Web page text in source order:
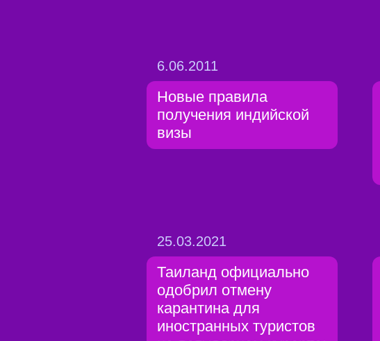
6.06.2011
Новые правила
получения индийской
визы
25.03.2021
Таиланд официально
одобрил отмену
карантина для
иностранных туристов